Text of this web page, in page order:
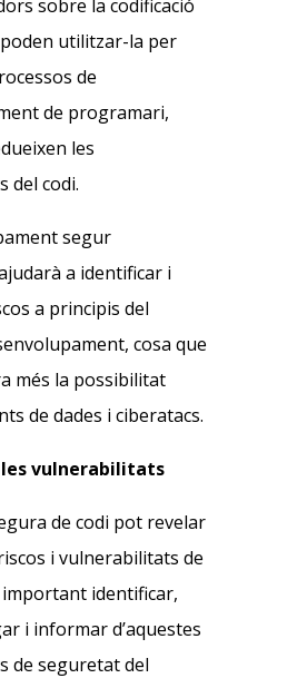
sobre la codificació
utilitzar-la per
de
de programari,
les
del codi.
segur
a identificar i
a principis del
cosa que
més la possibilitat
de dades i ciberatacs.
les vulnerabilitats
de codi pot revelar
i vulnerabilitats de
identificar,
i informar d’aquestes
de seguretat del